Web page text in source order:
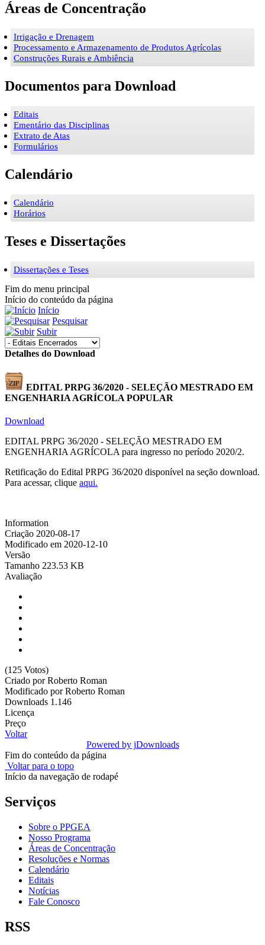
Áreas de Concentração
Irrigação e Drenagem
Processamento e Armazenamento de Produtos Agrícolas
Construções Rurais e Ambiência
Documentos para Download
Editais
Ementário das Disciplinas
Extrato de Atas
Formulários
Calendário
Calendário
Horários
Teses e Dissertações
Dissertações e Teses
Fim do menu principal
Início do conteúdo da página
Início
Pesquisar
Subir
Detalhes do Download
EDITAL PRPG 36/2020 - SELEÇÃO MESTRADO EM
ENGENHARIA AGRÍCOLA POPULAR
Download
EDITAL PRPG 36/2020 - SELEÇÃO MESTRADO EM
ENGENHARIA AGRÍCOLA para ingresso no período 2020/2.
Retificação do Edital PRPG 36/2020 disponível na seção download.
Para acessar, clique aqui.
Information
Criação 2020-08-17
Modificado em 2020-12-10
Versão
Tamanho 223.53 KB
Avaliação
(125 Votos)
Criado porRoberto Roman
Modificado porRoberto Roman
Downloads 1.146
Licença
Preço
Voltar
Powered by jDownloads
Fim do conteúdo da página
Voltar para o topo
Início da navegação de rodapé
Serviços
Sobre o PPGEA
Nosso Programa
Áreas de Concentração
Resoluções e Normas
Calendário
Editais
Notícias
Fale Conosco
RSS